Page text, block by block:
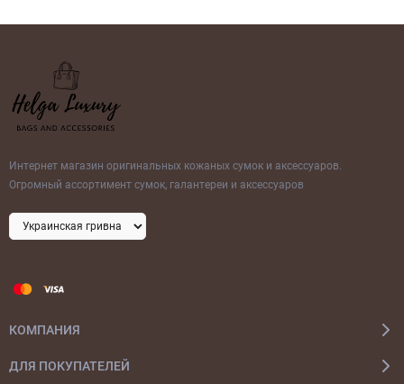
Интернет магазин оригинальных кожаных сумок и аксессуаров.
Огромный ассортимент сумок, галантереи и аксессуаров
КОМПАНИЯ
ДЛЯ ПОКУПАТЕЛЕЙ